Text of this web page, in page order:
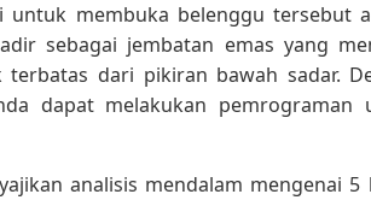
untuk membuka belenggu tersebut
sebagai jembatan emas yang
dari pikiran bawah sadar.
dapat melakukan pemrograman
analisis mendalam mengenai